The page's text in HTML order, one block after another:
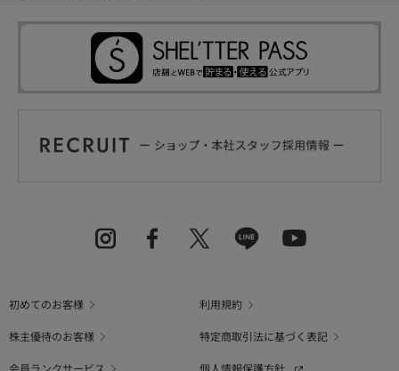
初めてのお客様
利用規約
株主優待のお客様
特定商取引法に基づく表記